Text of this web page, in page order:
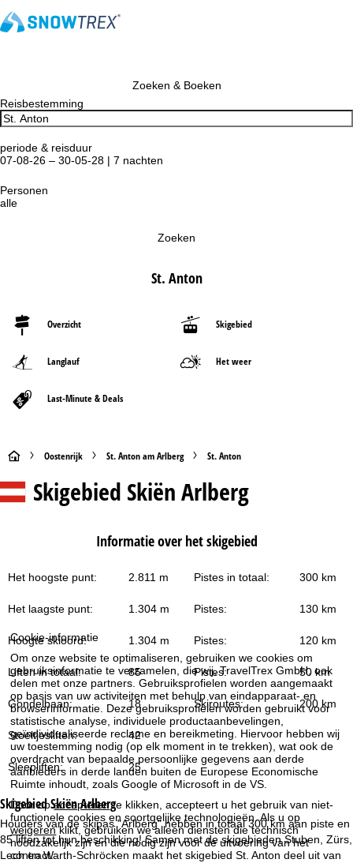
Cookie-informatie
Om onze website te optimaliseren, gebruiken we cookies om
gebruiksinformatie te verzamelen, die wij, TravelTrex GmbH, ook
delen met onze partners. Gebruiksprofielen worden aangemaakt
op basis van uw activiteiten met behulp van eindapparaat- en
browserinformatie. Deze gebruiksprofielen worden gebruikt voor
statistische analyse, individuele productaanbevelingen,
geïndividualiseerde reclame en bereikmeting. Hiervoor hebben wij
uw toestemming nodig (op elk moment in te trekken), wat ook de
overdracht van bepaalde persoonlijke gegevens aan derde
aanbieders in derde landen buiten de Europese Economische
Ruimte inhoudt, zoals Google of Microsoft in de VS.
Door opaccepterente klikken, accepteert u het gebruik van niet-
functionele cookies en soortgelijke technologieën. Als u op
weigerenklikt, gebruiken we alleen diensten die technisch
noodzakelijk zijn en die nodig zijn voor de uitvoering van het
contract.
Zoeken & Boeken
Reisbestemming
periode & reisduur
07-08-26 – 30-05-28 | 7 nachten
Personen
alle
Zoeken
St. Anton
Overzicht Skigebied
Langlauf Het weer
Last-Minute & Deals
S
t
t
p
a
g
i
n
a
Oostenrijk St. Anton am Arlberg St. Anton
Skigebied Skiën Arlberg
Informatie over het skigebied
Het hoogste punt: 2.811 m Pistes in totaal: 300 km
Het laagste punt: 1.304 m Pistes: 130 km
Hoogte skioord: 1.304 m Pistes: 120 km
Liften in totaal: 85 Pistes: 50 km
Gondelbaan: 18 Skiroutes: 200 km
Stoeltjesliften: 42
Sleepliften: 25
SkigebiedSkiën Arlberg
Houders van de skipas "Arlberg" hebben in totaal 300 km aan piste en
85 liften tot hun beschikking! Samen met de skigebieden Stuben, Zürs,
Lech en Warth-Schröcken maakt het skigebied St. Anton deel uit van